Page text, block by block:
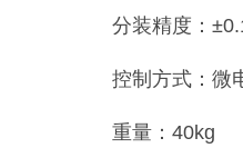
分装精度：
控制方式：微
重量：40kg